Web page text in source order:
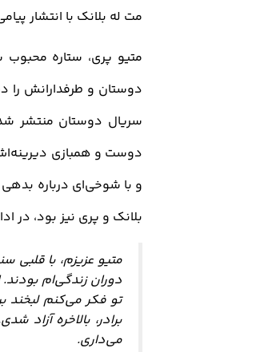
مت له بلانک با انتشار
سریال دوستان منتشر
دوست و همبازی
و با شوخی‌ای درباره
بلانک و پری نیز بود، در
متیو عزیزم، با قلبی
دوران زندگی‌ام
تو فکر می‌کنم لبخند
می‌داری.